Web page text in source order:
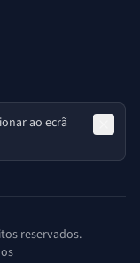
ao ecrã
reservados.